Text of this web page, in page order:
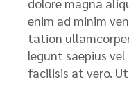
enim ad minim
tation
legunt saepius
facilisis at vero.